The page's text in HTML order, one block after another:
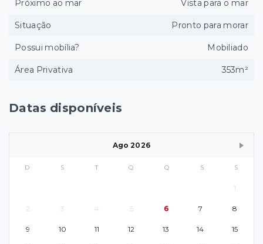
Datas disponíveis
Ago 2026
D S T Q Q S S
1
2 3 4 5 6 7 8
9 10 11 12 13 14 15
Próximo ao mar Vista para o mar
Situação Pronto para morar
Possui mobília? Mobiliado
Área Privativa 353m²